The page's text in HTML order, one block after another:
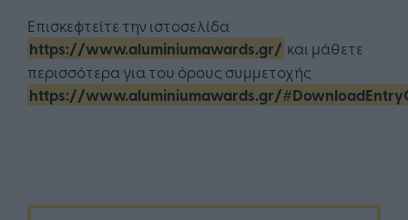
Επισκεφτείτε την ιστοσελίδα
https://www.aluminiumawards.gr/ και μάθετε
περισσότερα για του όρους συμμετοχής
https://www.aluminiumawards.gr/